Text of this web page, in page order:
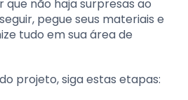
não haja surpresas ao
pegue seus materiais e
tudo em sua área de
projeto, siga estas etapas: